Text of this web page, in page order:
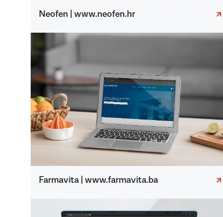
Neofen | www.neofen.hr
Farmavita | www.farmavita.ba